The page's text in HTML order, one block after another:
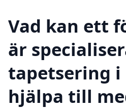
Vad kan ett
är
tapetsering i
hjälpa till